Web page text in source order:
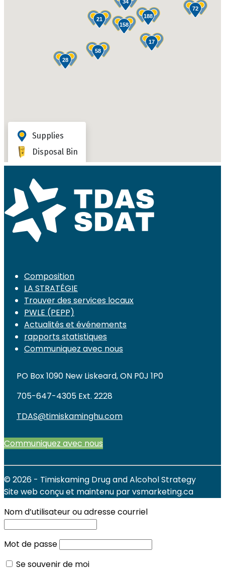
Composition
LA STRATÉGIE
Trouver des services locaux
PWLE (PEPP)
Actualités et événements
rapports statistiques
Communiquez avec nous
PO Box 1090 New Liskeard, ON P0J 1P0
705-647-4305 Ext. 2228
TDAS@timiskaminghu.com
Communiquez avec nous
© 2026 - Timiskaming Drug and Alcohol Strategy
Site web conçu et maintenu par vsmarketing.ca
Nom d’utilisateur ou adresse courriel
Mot de passe
Se souvenir de moi